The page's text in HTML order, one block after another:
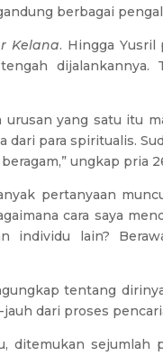
berbagai
Kelana. Hingga Yusril
urusan yang satu itu
dari para spiritualis.
ungkap pria
pertanyaan
cara saya
individu lain?
tentang
dari proses
ditemukan